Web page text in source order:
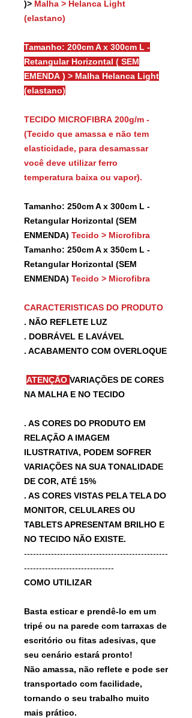
)> Malha > Helanca Light
(elastano)
Tamanho: 200cm A x 300cm L -
Retangular Horizontal ( SEM
EMENDA ) > Malha Helanca Light
(elastano)
TECIDO MICROFIBRA 200g/m -
(Tecido que amassa e não tem
elasticidade, para desamassar
você deve utilizar ferro
temperatura baixa ou vapor).
Tamanho: 250cm A x 300cm L -
Retangular Horizontal (SEM
ENMENDA) Tecido > Microfibra
Tamanho: 250cm A x 350cm L -
Retangular Horizontal (SEM
ENMENDA) Tecido > Microfibra
CARACTERISTICAS DO PRODUTO
. NÃO REFLETE LUZ
. DOBRÁVEL E LAVÁVEL
. ACABAMENTO COM OVERLOQUE
ATENÇÃO VARIAÇÕES DE CORES
NA MALHA E NO TECIDO
. AS CORES DO PRODUTO EM
RELAÇÃO A IMAGEM
ILUSTRATIVA, PODEM SOFRER
VARIAÇÕES NA SUA TONALIDADE
DE COR, ATÉ 15%
. AS CORES VISTAS PELA TELA DO
MONITOR, CELULARES OU
TABLETS APRESENTAM BRILHO E
NO TECIDO NÃO EXISTE.
------------------------------------------------
------------------------------
COMO UTILIZAR
Basta esticar e prendê-lo em um
tripé ou na parede com tarraxas de
escritório ou fitas adesivas, que
seu cenário estará pronto!
Não amassa, não reflete e pode ser
transportado com facilidade,
tornando o seu trabalho muito
mais prático.